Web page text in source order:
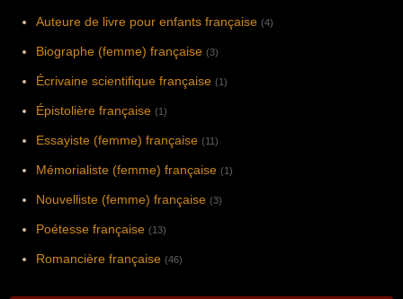
Auteure de livre pour enfants française (4)
Biographe (femme) française (3)
Écrivaine scientifique française (1)
Épistolière française (1)
Essayiste (femme) française (11)
Mémorialiste (femme) française (1)
Nouvelliste (femme) française (3)
Poétesse française (13)
Romancière française (46)